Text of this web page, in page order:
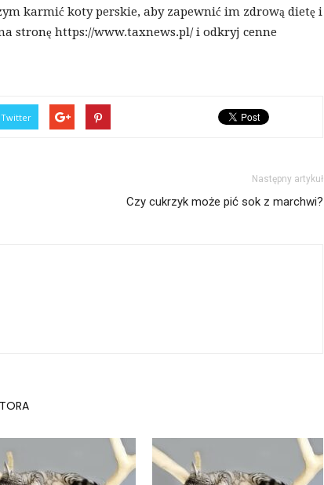
karmić koty perskie, aby zapewnić im zdrową dietę i
stronę https://www.taxnews.pl/ i odkryj cenne
Twitter
Następny artykuł
Czy cukrzyk może pić sok z marchwi?